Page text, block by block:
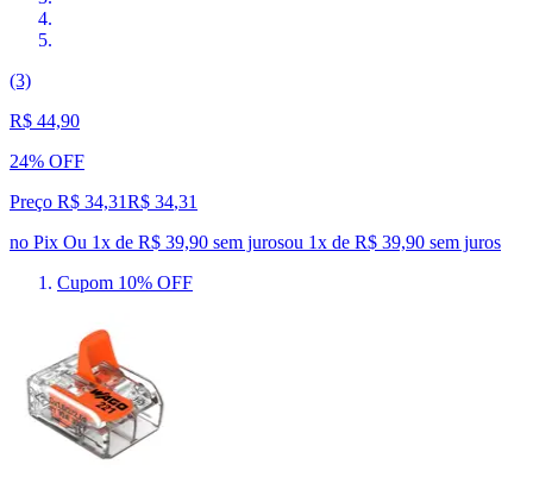
(3)
R$ 44,90
24% OFF
Preço R$ 34,31R$ 34,31
no Pix Ou 1x de R$ 39,90 sem jurosou 1x de R$ 39,90 sem juros
Cupom 10% OFF